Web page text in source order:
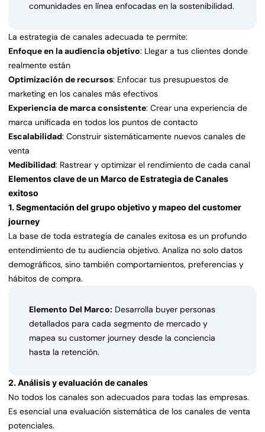
comunidades en línea enfocadas en la sostenibilidad.
La estrategia de canales adecuada te permite:
Enfoque en la audiencia objetivo: Llegar a tus clientes donde
realmente están
Optimización de recursos: Enfocar tus presupuestos de
marketing en los canales más efectivos
Experiencia de marca consistente: Crear una experiencia de
marca unificada en todos los puntos de contacto
Escalabilidad: Construir sistemáticamente nuevos canales de
venta
Medibilidad: Rastrear y optimizar el rendimiento de cada canal
Elementos clave de un Marco de Estrategia de Canales
exitoso
1. Segmentación del grupo objetivo y mapeo del customer
journey
La base de toda estrategia de canales exitosa es un profundo
entendimiento de tu audiencia objetivo. Analiza no solo datos
demográficos, sino también comportamientos, preferencias y
hábitos de compra.
Elemento Del Marco: Desarrolla buyer personas
detallados para cada segmento de mercado y
mapea su customer journey desde la conciencia
hasta la retención.
2. Análisis y evaluación de canales
No todos los canales son adecuados para todas las empresas.
Es esencial una evaluación sistemática de los canales de venta
potenciales.